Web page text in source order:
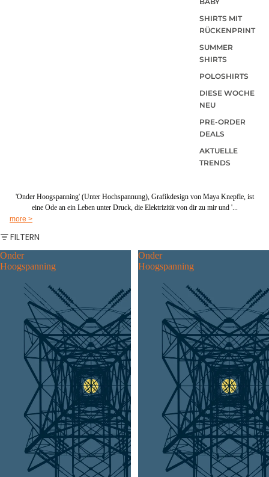
SHIRTS MIT
RÜCKENPRINT
SUMMER
SHIRTS
POLOSHIRTS
DIESE WOCHE
NEU
PRE-ORDER
DEALS
AKTUELLE
TRENDS
'Onder Hoogspanning' (Unter Hochspannung), Grafikdesign von Maya Knepfle, ist
eine Ode an ein Leben unter Druck, die Elektrizität von dir zu mir und '...
more >
FILTERN
Onder
Hoogspanning
Onder
Hoogspanning